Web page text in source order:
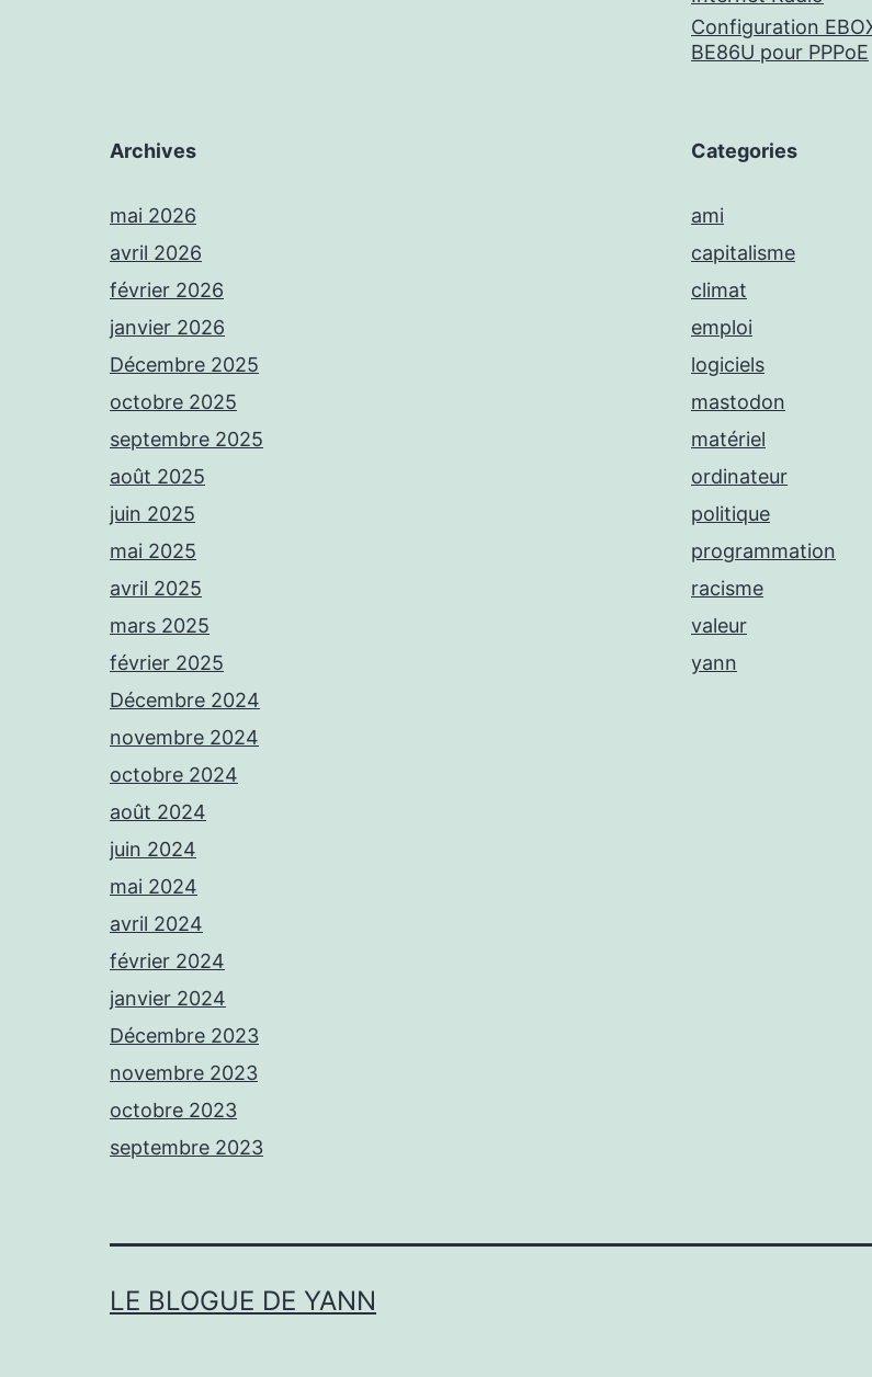
Configuration
BE86U pour PPPoE
Archives
mai 2026
avril 2026
février 2026
janvier 2026
Décembre 2025
octobre 2025
septembre 2025
août 2025
juin 2025
mai 2025
avril 2025
mars 2025
février 2025
Décembre 2024
novembre 2024
octobre 2024
août 2024
juin 2024
mai 2024
avril 2024
février 2024
janvier 2024
Décembre 2023
novembre 2023
octobre 2023
septembre 2023
Categories
ami
capitalisme
climat
emploi
logiciels
mastodon
matériel
ordinateur
politique
programmation
racisme
valeur
yann
LE BLOGUE DE YANN